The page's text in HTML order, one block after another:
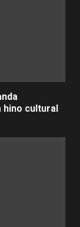
hino cultural